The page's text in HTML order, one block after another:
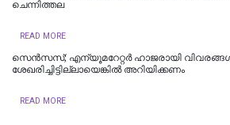
ചെന്നിത്തല
READ MORE
സെൻസസ്; എന്യൂമറേറ്റർ ഹാജരായി
ശേഖരിച്ചിട്ടില്ലായെങ്കിൽ അറിയിക്കണം
READ MORE